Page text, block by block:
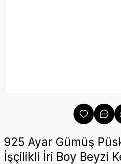
925 Ayar Gümüş
İşçilikli İri Boy Beyzi